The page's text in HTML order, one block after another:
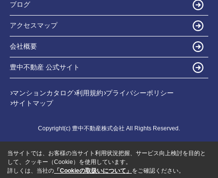
ブログ
アクセスマップ
会社概要
豊中不動産 公式サイト
マンションカタログ 利用規約 プライバシーポリシー
サイトマップ
Copyright(c) 豊中不動産株式会社 All Rights Reserved.
当サイトでは、お客様の当サイト利用状況把握、サービス向上検討を目的と
して、クッキー（Cookie）を使用しています。
詳しくは、当社の 「Cookieの取扱いについて」 をご確認ください。